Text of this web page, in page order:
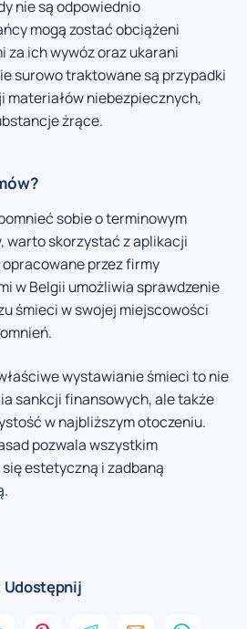
nie są odpowiednio
mogą zostać obciążeni
za ich wywóz oraz ukarani
surowo traktowane są przypadki
materiałów niebezpiecznych,
żrące.
sobie o terminowym
warto skorzystać z aplikacji
opracowane przez firmy
w Belgii umożliwia sprawdzenie
śmieci w swojej miejscowości
wystawianie śmieci to nie
sankcji finansowych, ale także
w najbliższym otoczeniu.
pozwala wszystkim
estetyczną i zadbaną
Udostępnij